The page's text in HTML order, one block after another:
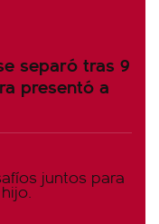
separó tras 9
presentó a